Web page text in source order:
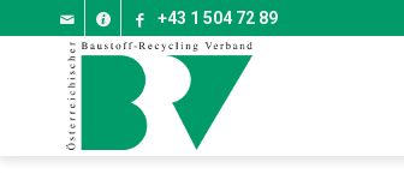
+43 1 504 72 89